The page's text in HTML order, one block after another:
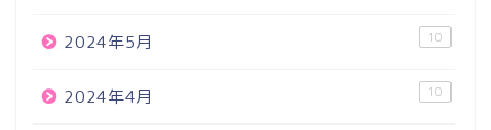
2024年5月 10
2024年4月 10